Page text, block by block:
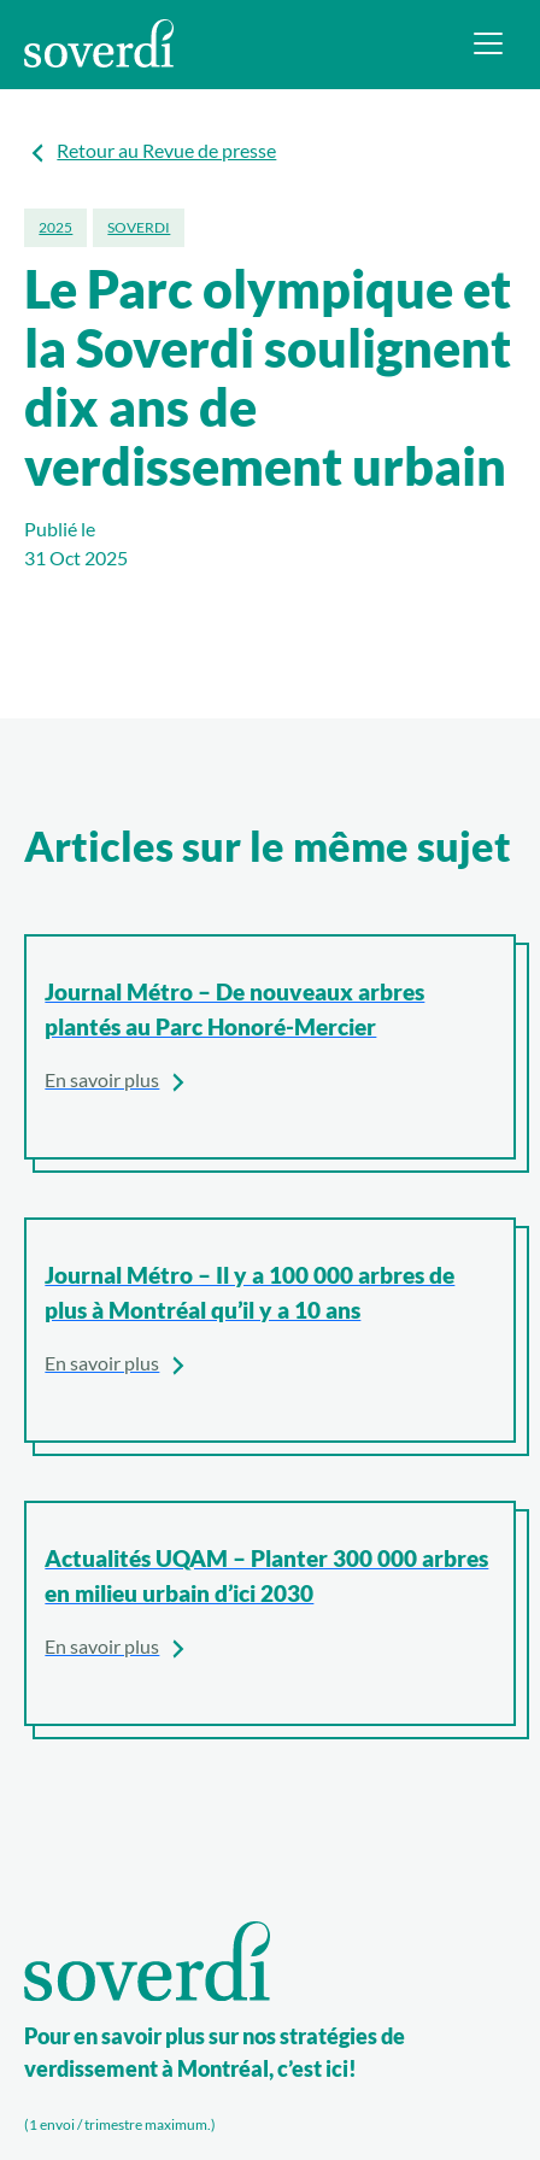
Retour au Revue de presse
2025 SOVERDI
Le Parc olympique et
la Soverdi soulignent
dix ans de
verdissement urbain
Publié le
31 Oct 2025
Articles sur le même sujet
Journal Métro – De nouveaux arbres
plantés au Parc Honoré-Mercier
En savoir plus
Journal Métro – Il y a 100 000 arbres de
plus à Montréal qu’il y a 10 ans
En savoir plus
Actualités UQAM – Planter 300 000 arbres
en milieu urbain d’ici 2030
En savoir plus
Pour en savoir plus sur nos stratégies de
verdissement à Montréal, c’est ici!
(1 envoi / trimestre maximum.)